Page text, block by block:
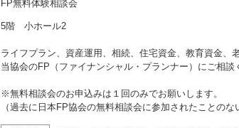
FP無料体験相談会
5階 小ホール2
ライフプラン、資産運用、相続、住宅資金、教育資金、
当協会のFP（ファイナンシャル・プランナー）にご相談
※無料相談会のお申込みは１回のみでお願いします。
（過去に日本FP協会の無料相談会に参加されたことのな